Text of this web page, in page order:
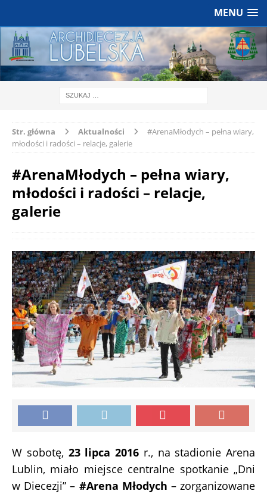
MENU
Str. główna Aktualności
#ArenaMłodych – pełna wiary,
młodości i radości – relacje, galerie
#ArenaMłodych – pełna wiary,
młodości i radości – relacje,
galerie
W sobotę, 23 lipca 2016 r., na stadionie Arena
Lublin, miało miejsce centralne spotkanie „Dni
w Diecezji” – #Arena Młodych – zorganizowane